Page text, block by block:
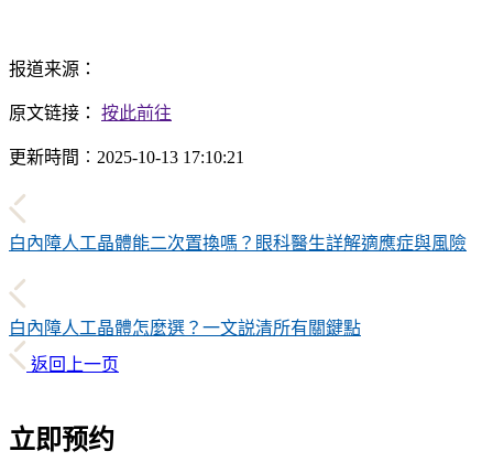
报道来源：
原文链接： 按此前往
更新時間︰2025-10-13 17:10:21
白內障人工晶體能二次置換嗎？眼科醫生詳解適應症與風險
白內障人工晶體怎麼選？一文説清所有關鍵點
返回上一页
立即预约